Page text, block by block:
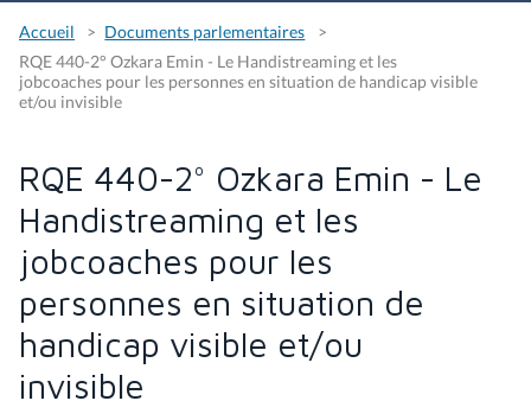
Accueil
Documents parlementaires
RQE 440-2° Ozkara Emin - Le Handistreaming et les
jobcoaches pour les personnes en situation de handicap visible
et/ou invisible
RQE 440-2° Ozkara Emin - Le
Handistreaming et les
jobcoaches pour les
personnes en situation de
handicap visible et/ou
invisible